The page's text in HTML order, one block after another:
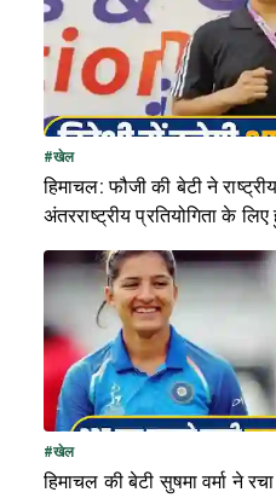
#खेल
हिमाचल: फौजी की बेटी ने
अंतरराष्ट्रीय प्रतियोगिता के
#खेल
हिमाचल की बेटी सुषमा वर्मा ने